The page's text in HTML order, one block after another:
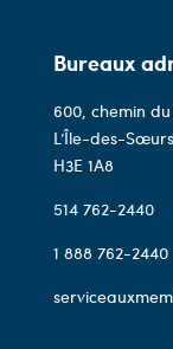
Bureaux
600, chemin
L’Île-des-
H3E 1A8
514 762-2440
1 888 762-2440